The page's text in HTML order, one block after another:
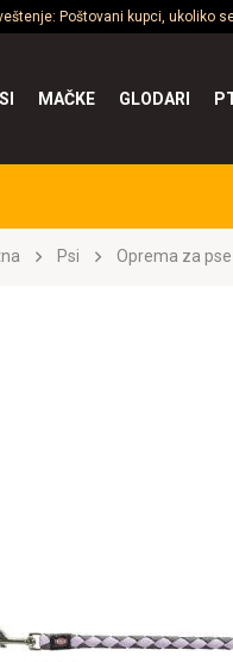
Poštovani kupci, ukoliko
MAČKE GLODARI
Psi Oprema za pse